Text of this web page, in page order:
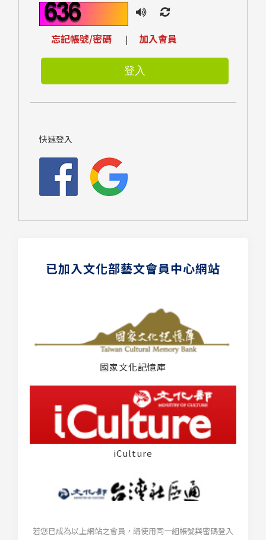
忘記帳號/密碼 | 加入會員
快速登入
已加入文化部藝文會員中心網站
國家文化記憶庫
iCulture
若您已成為以上網站之會員，請使用同一組帳號與密碼登入